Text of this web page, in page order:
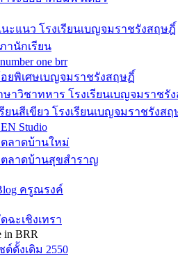
ะแนว โรงเรียนเบญจมราชรังสฤษฎิ์
านักเรียน
one brr
ยพิเศษเบญจมราชรังสฤษฏิ์
าวิชาทหาร โรงเรียนเบญจมราชรั
ยนสีเขียว โรงเรียนเบญจมราชรังสฤ
Studio
ลาดบ้านใหม่
ตลาดบ้านสุขสำราญ
ครูณรงค์
ฉะเชิงเทรา
in BRR
ต์ดั้งเดิม 2550